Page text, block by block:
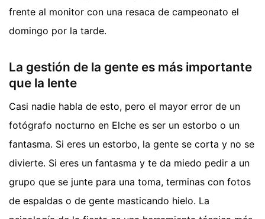
frente al monitor con una resaca de campeonato el
domingo por la tarde.
La gestión de la gente es más importante
que la lente
Casi nadie habla de esto, pero el mayor error de un
fotógrafo nocturno en Elche es ser un estorbo o un
fantasma. Si eres un estorbo, la gente se corta y no se
divierte. Si eres un fantasma y te da miedo pedir a un
grupo que se junte para una toma, terminas con fotos
de espaldas o de gente masticando hielo. La